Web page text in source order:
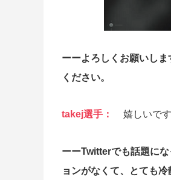
ーーよろしくお願いし
ください。
takej選手： 嬉しいです
ーーTwitterでも話題に
ョンがなくて、とても冷